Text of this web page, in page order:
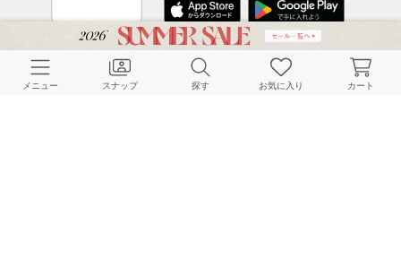
CUSTOMER SERVICE
メニュー スナップ 探す お気に入り カート